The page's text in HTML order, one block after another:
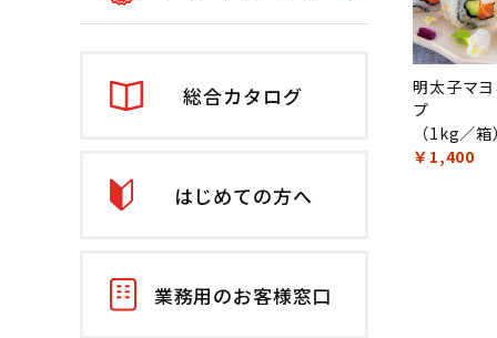
総合カタログ
はじめての方へ
業務用のお客様窓口
明太子マ
プ
（1kg／
￥1,400